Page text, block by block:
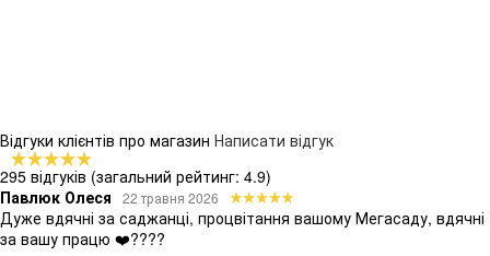
Відгуки клієнтів про магазин Написати відгук
295 відгуків (загальний рейтинг: 4.9)
Павлюк Олеся
22 травня 2026
Дуже вдячні за саджанці, процвітання вашому Мегасаду, вдячні
за вашу працю ❤️????